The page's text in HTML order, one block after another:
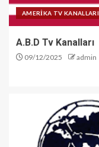
AMERİKA TV KANALLARI
A.B.D Tv Kanalları
09/12/2025 admin